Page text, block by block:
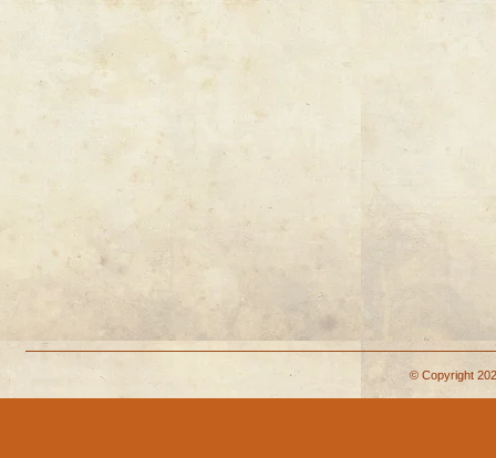
© Copyright